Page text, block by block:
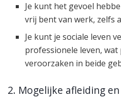
Je kunt het gevoel
vrij bent van werk, zelfs
Je kunt je sociale leven
professionele leven,
veroorzaken in beide
2. Mogelijke afleiding